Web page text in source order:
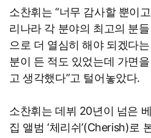
소찬휘는 “너무 감사할 뿐이
리나라 각 분야의 최고의 분
으로 더 열심히 해야 되겠다
분이 든 적도 있었는데 가면
고 생각했다”고 털어놓았다.
소찬휘는 데뷔 20년이 넘은
집 앨범 ‘체리쉬’(Cherish)로